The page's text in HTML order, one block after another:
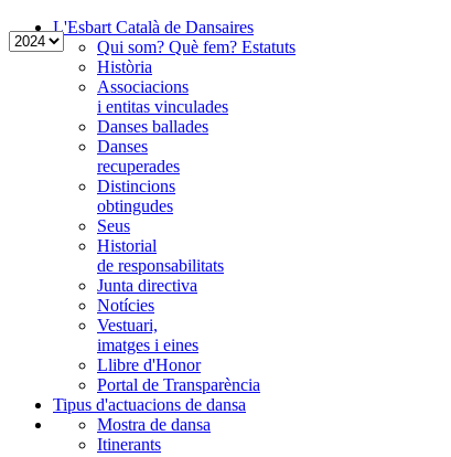
L'Esbart Català de Dansaires
Qui som? Què fem? Estatuts
Història
Associacions
i entitas vinculades
Danses ballades
Danses
recuperades
Distincions
obtingudes
Seus
Historial
de responsabilitats
Junta directiva
Notícies
Vestuari,
imatges i eines
Llibre d'Honor
Portal de Transparència
Tipus d'actuacions de dansa
Mostra de dansa
Itinerants